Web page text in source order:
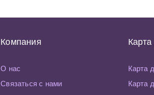
Компания
О нас
Связаться с нами
Карта
Карта